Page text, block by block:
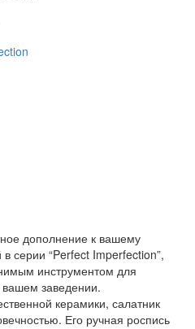
дополнение к вашему
серии “Perfect Imperfection”,
инструментом для
заведении.
керамики, салатник
Его ручная роспись